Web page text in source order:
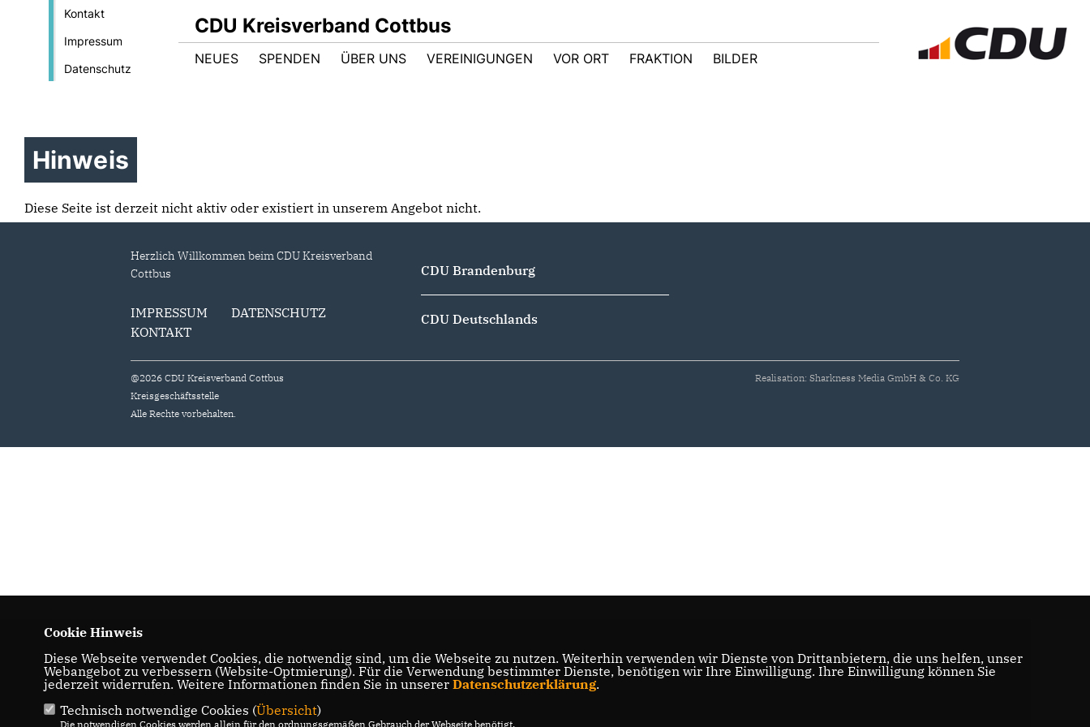
Kontakt
Impressum
Datenschutz
CDU Kreisverband Cottbus
NEUES SPENDEN ÜBER UNS VEREINIGUNGEN VOR ORT FRAKTION BILDER
Hinweis
Diese Seite ist derzeit nicht aktiv oder existiert in unserem Angebot nicht.
Herzlich Willkommen beim CDU Kreisverband
Cottbus
IMPRESSUM
DATENSCHUTZ
KONTAKT
CDU Brandenburg
CDU Deutschlands
@2026 CDU Kreisverband Cottbus
Kreisgeschäftsstelle
Alle Rechte vorbehalten.
Realisation: Sharkness Media GmbH & Co. KG
Cookie Hinweis
Diese Webseite verwendet Cookies, die notwendig sind, um die Webseite zu nutzen. Weiterhin verwenden wir Dienste von Drittanbietern, die uns helfen, unser
Webangebot zu verbessern (Website-Optmierung). Für die Verwendung bestimmter Dienste, benötigen wir Ihre Einwilligung. Ihre Einwilligung können Sie
jederzeit widerrufen. Weitere Informationen finden Sie in unserer Datenschutzerklärung.
Technisch notwendige Cookies (Übersicht)
Die notwendigen Cookies werden allein für den ordnungsgemäßen Gebrauch der Webseite benötigt.